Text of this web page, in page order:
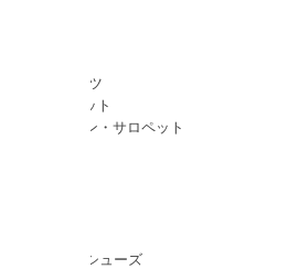
トムス・パンツ
ー・ジャケット
ールインワン・サロペット
/ ドレスシューズ